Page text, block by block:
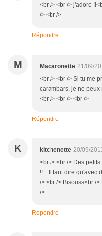
<br /> <br /> j'adore
/> <br />
Répondre
M Macaronette 21/09/
<br /> <br /> Si tu me
carambars, je ne peux
<br /> <br /> <br />
Répondre
K kitchenette 20/09/
<br /> <br /> Des
!! .. Il faut dire qu'avec
/> <br /> Bisouss<br />
/>
Répondre